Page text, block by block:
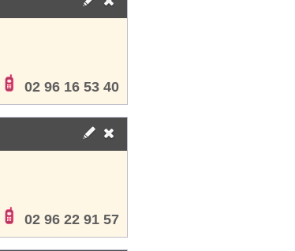
02 96 16 53 40
02 96 22 91 57